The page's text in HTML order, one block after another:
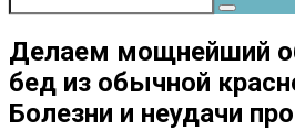
Делаем мощнейший
бед из обычной
Болезни и неудачи